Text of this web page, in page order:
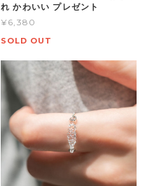
れ かわいい プレゼント
¥6,380
SOLD OUT